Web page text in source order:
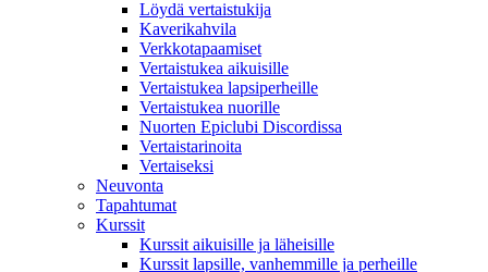
Löydä vertaistukija
Kaverikahvila
Verkkotapaamiset
Vertaistukea aikuisille
Vertaistukea lapsiperheille
Vertaistukea nuorille
Nuorten Epiclubi Discordissa
Vertaistarinoita
Vertaiseksi
Neuvonta
Tapahtumat
Kurssit
Kurssit aikuisille ja läheisille
Kurssit lapsille, vanhemmille ja perheille